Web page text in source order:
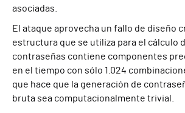
asociadas.
El ataque aprovecha un fallo de diseño
estructura que se utiliza para el cálculo
contraseñas contiene componentes
en el tiempo con sólo 1.024
que hace que la generación de
bruta sea computacionalmente trivial.